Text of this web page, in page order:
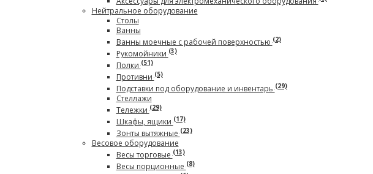
Нейтральное оборудование
Столы
Ванны
Ванны моечные с рабочей поверхностью(2)
Рукомойники(3)
Полки(51)
Противни(5)
Подставки под оборудование и инвентарь(29)
Стеллажи
Тележки(29)
Шкафы, ящики(17)
Зонты вытяжные(23)
Весовое оборудование
Весы торговые(13)
Весы порционные(8)